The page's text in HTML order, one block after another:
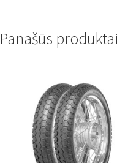
Panašūs produktai